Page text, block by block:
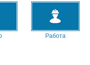
Работа